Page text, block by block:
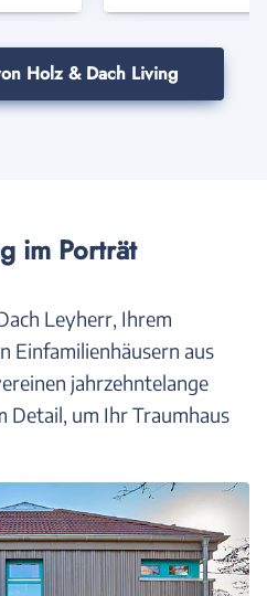
Holz & Dach Living
im Porträt
Leyherr, Ihrem
Einfamilienhäusern aus
jahrzehntelange
Detail, um Ihr Traumhaus